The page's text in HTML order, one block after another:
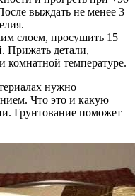
выждать не менее 3
слоем, просушить 15
Прижать детали,
комнатной температуре.
нужно
Что это и какую
Грунтование поможет